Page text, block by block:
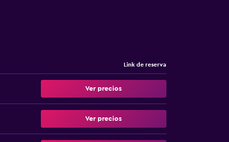
Link de reserva
Ver precios
Ver precios